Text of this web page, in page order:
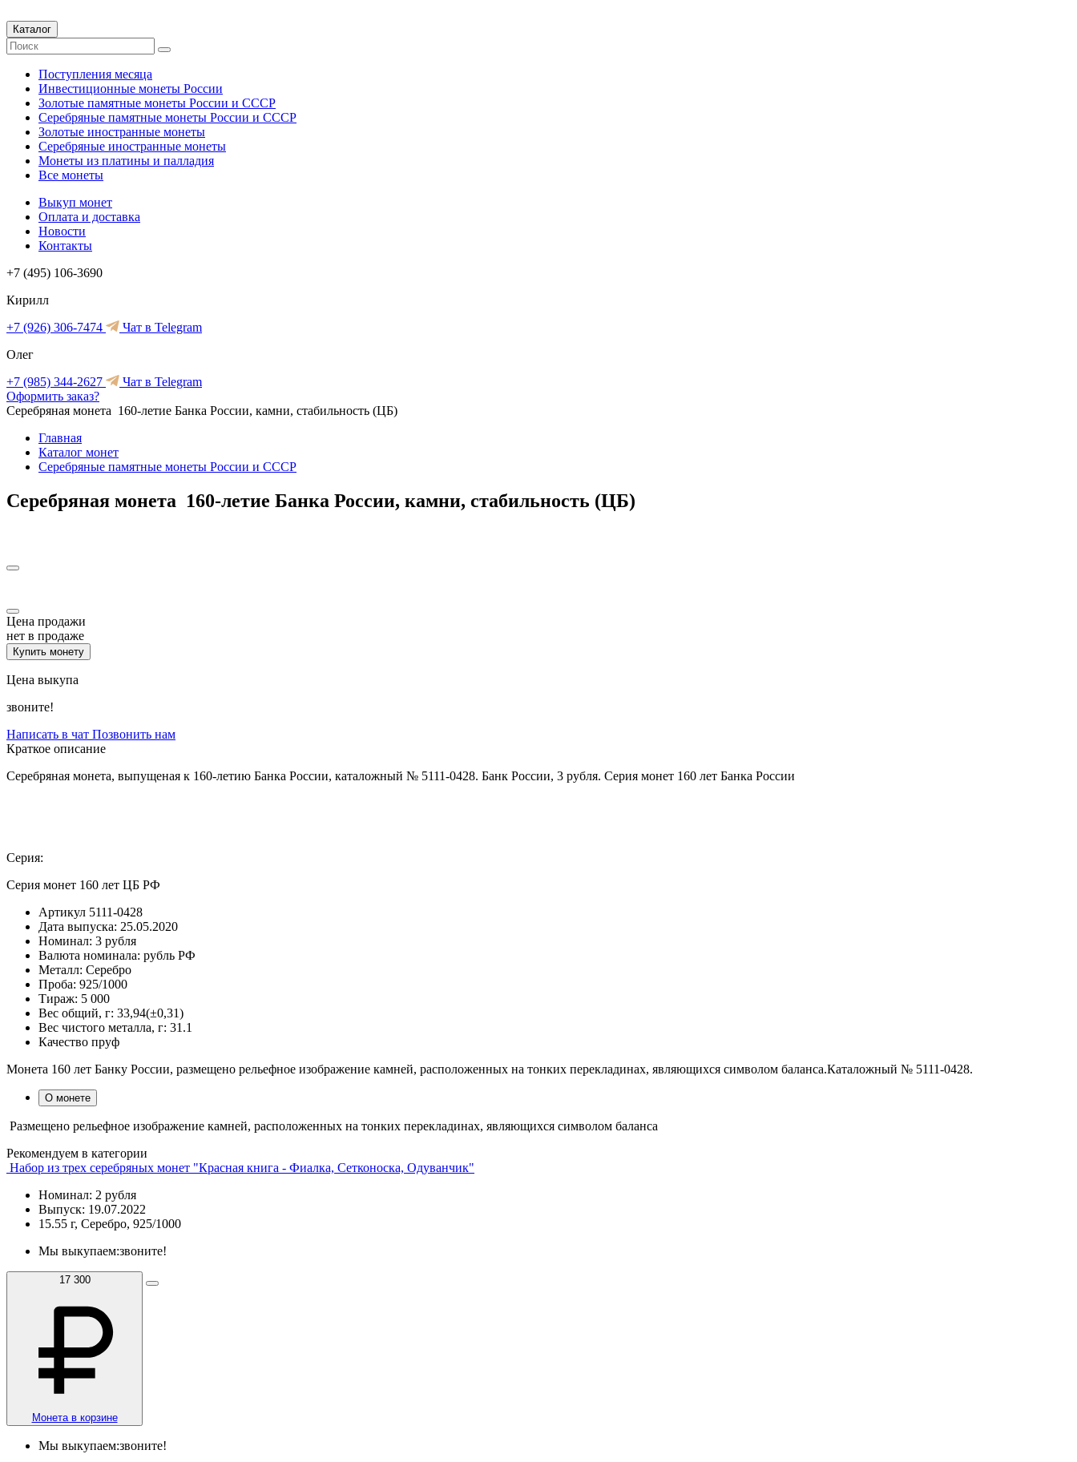
Каталог
Поступления месяца
Инвестиционные монеты России
Золотые памятные монеты России и СССР
Серебряные памятные монеты России и СССР
Золотые иностранные монеты
Серебряные иностранные монеты
Монеты из платины и палладия
Все монеты
Выкуп монет
Оплата и доставка
Новости
Контакты
+7 (495) 106-3690
Кирилл
+7 (926) 306-7474
Чат в Telegram
Олег
+7 (985) 344-2627
Чат в Telegram
Оформить заказ?
Серебряная монета 160-летие Банка России, камни, стабильность (ЦБ)
Главная
Каталог монет
Серебряные памятные монеты России и СССР
Серебряная монета 160-летие Банка России, камни, стабильность (ЦБ)
Цена продажи
нет в продаже
Купить монету
Цена выкупа
звоните!
Написать в чат Позвонить нам
Краткое описание
Серебряная монета, выпущеная к 160-летию Банка России, каталожный № 5111-0428. Банк России, 3 рубля. Серия монет 160 лет Банка России
Серия:
Серия монет 160 лет ЦБ РФ
Артикул 5111-0428
Дата выпуска: 25.05.2020
Номинал: 3 рубля
Валюта номинала: рубль РФ
Металл: Серебро
Проба: 925/1000
Тираж: 5 000
Вес общий, г: 33,94(±0,31)
Вес чистого металла, г: 31.1
Качество пруф
Монета 160 лет Банку России, размещено рельефное изображение камней, расположенных на тонких перекладинах, являющихся символом баланса.Каталожный № 5111-0428.
О монете
Размещено рельефное изображение камней, расположенных на тонких перекладинах, являющихся символом баланса
Рекомендуем в категории
Набор из трех серебряных монет "Красная книга - Фиалка, Сетконоска, Одуванчик"
Номинал: 2 рубля
Выпуск: 19.07.2022
15.55 г, Серебро, 925/1000
Мы выкупаем:звоните!
17 300
Монета в корзине
Мы выкупаем:звоните!